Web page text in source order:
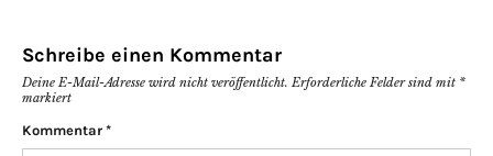
Schreibe einen Kommentar
Deine E-Mail-Adresse wird nicht veröffentlicht. Erforderliche Felder sind mit *
markiert
Kommentar *